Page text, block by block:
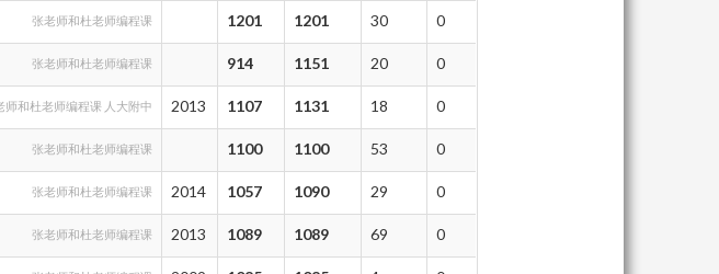
张老师和杜老师编程课 1201 1201 30 0
张老师和杜老师编程课 914 1151 20 0
师和杜老师编程课 人大附中 2013 1107 1131 18 0
张老师和杜老师编程课 1100 1100 53 0
张老师和杜老师编程课 2014 1057 1090 29 0
张老师和杜老师编程课 2013 1089 1089 69 0